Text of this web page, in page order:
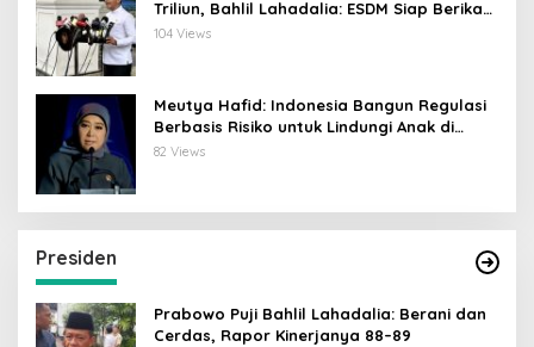
Triliun, Bahlil Lahadalia: ESDM Siap Berikan
Data
104 Views
Meutya Hafid: Indonesia Bangun Regulasi
Berbasis Risiko untuk Lindungi Anak di
Dunia Digital
82 Views
Presiden
Prabowo Puji Bahlil Lahadalia: Berani dan
Cerdas, Rapor Kinerjanya 88–89